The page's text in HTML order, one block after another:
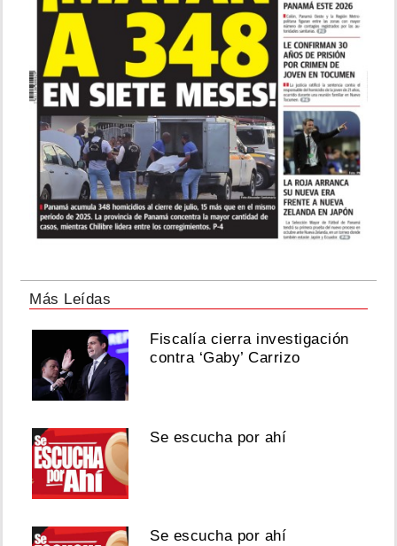
Más Leídas
Fiscalía cierra investigación
contra ‘Gaby’ Carrizo
Se escucha por ahí
Se escucha por ahí